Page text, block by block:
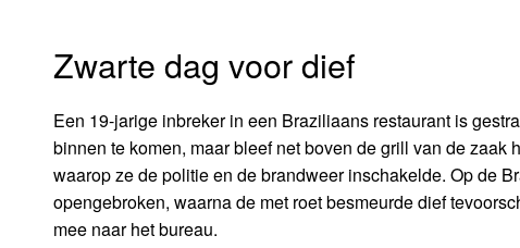
Zwarte dag voor dief
Een 19-jarige inbreker in een Braziliaans restaurant is
binnen te komen, maar bleef net boven de grill van de
waarop ze de politie en de brandweer inschakelde. Op de
opengebroken, waarna de met roet besmeurde dief
mee naar het bureau.